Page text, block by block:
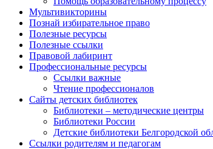
Мультивикторины
Познай избирательное право
Полезные ресурсы
Полезные ссылки
Правовой лабиринт
Профессиональные ресурсы
Ссылки важные
Чтение профессионалов
Сайты детских библиотек
Библиотеки – методические центры
Библиотеки России
Детские библиотеки Белгородской
Ссылки родителям и педагогам